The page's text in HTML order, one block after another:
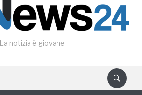
La notizia è giovane